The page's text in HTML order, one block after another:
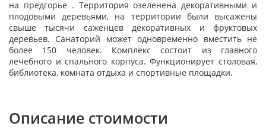
на предгорье . Территория озеленена декоративными и
плодовыми деревьями, на территории были высажены
свыше тысячи саженцев декоративных и фруктовых
деревьев. Санаторий может одновременно вместить не
более 150 человек. Комплекс состоит из главного
лечебного и спального корпуса. Функционирует столовая,
библиотека, комната отдыха и спортивные площадки.
Описание стоимости